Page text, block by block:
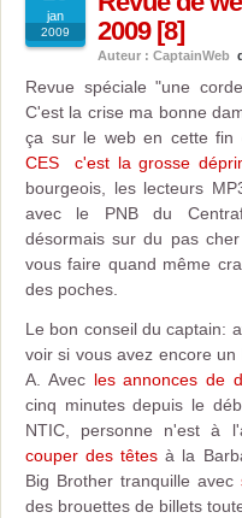
jan
2009
2009 [8]
Auteur : CaptainWeb
Revue spéciale "une
C'est la crise ma bonne
ça sur le web en cette fin
CES c'est la grosse
bourgeois, les lecteurs
avec le PNB du
désormais sur du pas
vous faire quand même
des poches.
Le bon conseil du captain:
voir si vous avez encore
A. Avec les annonces de
cinq minutes depuis le
NTIC, personne n'est à
couper des têtes à la
Big Brother tranquille avec
des brouettes de billets